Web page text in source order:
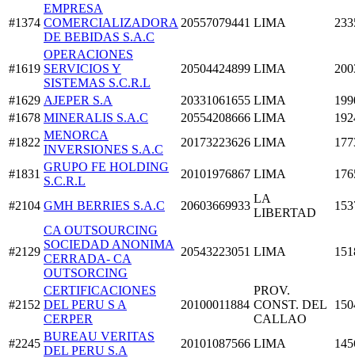
#1374
EMPRESA
COMERCIALIZADORA
DE BEBIDAS S.A.C
20557079441 LIMA
#1619
OPERACIONES
SERVICIOS Y
SISTEMAS S.C.R.L
20504424899 LIMA
#1629 AJEPER S.A 20331061655 LIMA
#1678 MINERALIS S.A.C 20554208666 LIMA
#1822
MENORCA
INVERSIONES S.A.C
20173223626 LIMA
#1831
GRUPO FE HOLDING
S.C.R.L
20101976867 LIMA
#2104 GMH BERRIES S.A.C 20603669933
LA
LIBERTAD
#2129
CA OUTSOURCING
SOCIEDAD ANONIMA
CERRADA- CA
OUTSORCING
20543223051 LIMA
#2152
CERTIFICACIONES
DEL PERU S A
CERPER
20100011884
PROV.
CONST. DEL
CALLAO
#2245
BUREAU VERITAS
DEL PERU S.A
20101087566 LIMA